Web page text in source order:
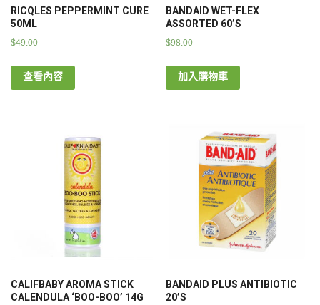
RICQLES PEPPERMINT CURE
50ML
$49.00
查看內容
BANDAID WET-FLEX
ASSORTED 60’S
$98.00
加入購物車
CALIFBABY AROMA STICK
CALENDULA ‘BOO-BOO’ 14G
BANDAID PLUS ANTIBIOTIC
20’S